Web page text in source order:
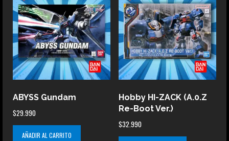
ABYSS Gundam
$29.990
AÑADIR AL CARRITO
Hobby HI-ZACK (A.0.Z
Re-Boot Ver.)
$32.990